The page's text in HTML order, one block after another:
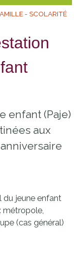
- SCOLARITÉ
enfant (Paje)
aux
du jeune enfant
métropole,
(cas général)